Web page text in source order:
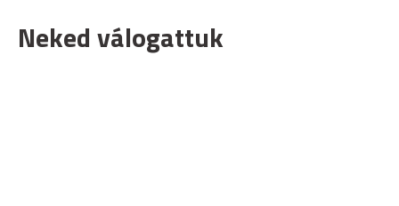
Neked válogattuk